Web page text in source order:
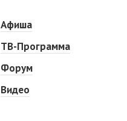
Афиша
ТВ-Программа
Форум
Видео